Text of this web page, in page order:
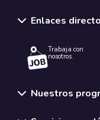
Enlaces
Trabaja con
nosotros.
Nuestros